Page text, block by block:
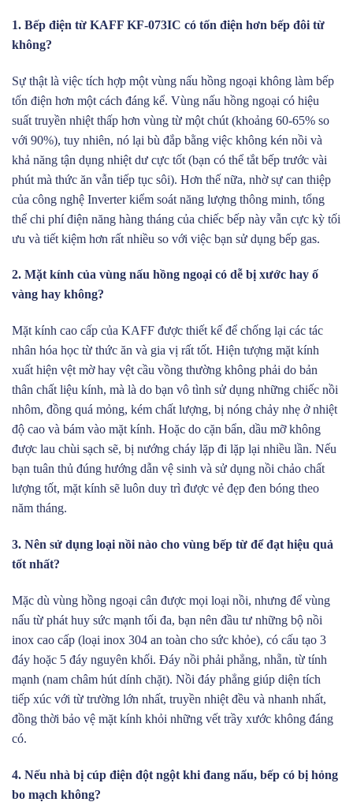
1. Bếp điện từ KAFF KF-073IC có tốn điện hơn bếp đôi từ
không?
Sự thật là việc tích hợp một vùng nấu hồng ngoại không làm bếp
tốn điện hơn một cách đáng kể. Vùng nấu hồng ngoại có hiệu
suất truyền nhiệt thấp hơn vùng từ một chút (khoảng 60-65% so
với 90%), tuy nhiên, nó lại bù đắp bằng việc không kén nồi và
khả năng tận dụng nhiệt dư cực tốt (bạn có thể tắt bếp trước vài
phút mà thức ăn vẫn tiếp tục sôi). Hơn thế nữa, nhờ sự can thiệp
của công nghệ Inverter kiểm soát năng lượng thông minh, tổng
thể chi phí điện năng hàng tháng của chiếc bếp này vẫn cực kỳ tối
ưu và tiết kiệm hơn rất nhiều so với việc bạn sử dụng bếp gas.
2. Mặt kính của vùng nấu hồng ngoại có dễ bị xước hay ố
vàng hay không?
Mặt kính cao cấp của KAFF được thiết kế để chống lại các tác
nhân hóa học từ thức ăn và gia vị rất tốt. Hiện tượng mặt kính
xuất hiện vệt mờ hay vệt cầu vồng thường không phải do bản
thân chất liệu kính, mà là do bạn vô tình sử dụng những chiếc nồi
nhôm, đồng quá mỏng, kém chất lượng, bị nóng chảy nhẹ ở nhiệt
độ cao và bám vào mặt kính. Hoặc do cặn bẩn, dầu mỡ không
được lau chùi sạch sẽ, bị nướng cháy lặp đi lặp lại nhiều lần. Nếu
bạn tuân thủ đúng hướng dẫn vệ sinh và sử dụng nồi chảo chất
lượng tốt, mặt kính sẽ luôn duy trì được vẻ đẹp đen bóng theo
năm tháng.
3. Nên sử dụng loại nồi nào cho vùng bếp từ để đạt hiệu quả
tốt nhất?
Mặc dù vùng hồng ngoại cân được mọi loại nồi, nhưng để vùng
nấu từ phát huy sức mạnh tối đa, bạn nên đầu tư những bộ nồi
inox cao cấp (loại inox 304 an toàn cho sức khỏe), có cấu tạo 3
đáy hoặc 5 đáy nguyên khối. Đáy nồi phải phẳng, nhẵn, từ tính
mạnh (nam châm hút dính chặt). Nồi đáy phẳng giúp diện tích
tiếp xúc với từ trường lớn nhất, truyền nhiệt đều và nhanh nhất,
đồng thời bảo vệ mặt kính khỏi những vết trầy xước không đáng
có.
4. Nếu nhà bị cúp điện đột ngột khi đang nấu, bếp có bị hỏng
bo mạch không?